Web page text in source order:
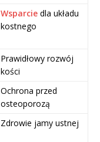
Wsparcie dla układu
kostnego
Prawidłowy rozwój
kości
Ochrona przed
osteoporozą
Zdrowie jamy ustnej